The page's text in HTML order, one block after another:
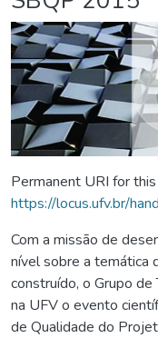
Permanent URI for
https://locus.ufv.br/
Com a missão de
nível sobre a temática
construído, o Grupo
na UFV o evento
de Qualidade do